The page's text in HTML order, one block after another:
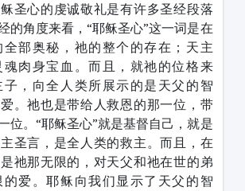
圣心的虔诚敬礼是有许多圣经段落
的角度来看，“耶稣圣心”这一词是在
部奥秘，祂的整个的存在；天主
肉身宝血。而且，就祂的位格来
，向全人类所展示的是天父的智
。祂也是带给人救恩的那一位，带
位。“耶稣圣心”就是基督自己，就是
圣言，是全人类的救主。而且，在
祂那无限的，对天父和祂在世的弟
的爱。耶稣向我们显示了天父的智